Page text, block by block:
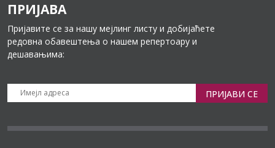
ПРИЈАВА
Пријавите се за нашу мејлинг листу и добијаћете
редовна обавештења о нашем репертоару и
дешавањима:
ПРИЈАВИ СЕ